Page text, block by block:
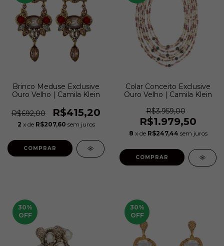
Brinco Meduse Exclusive
Ouro Velho | Camila Klein
R$692,00 R$415,20
2 x de R$207,60 sem juros
COMPRAR
Colar Conceito Exclusive
Ouro Velho | Camila Klein
R$3.959,00
R$1.979,50
8 x de R$247,44 sem juros
30%
OFF
30%
OFF